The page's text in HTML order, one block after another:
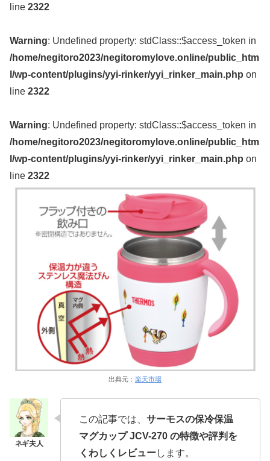
line 2322
Warning: Undefined property: stdClass::$access_token in
/home/negitoro2023/negitoromylove.online/public_htm
l/wp-content/plugins/yyi-rinker/yyi_rinker_main.php on
line 2322
Warning: Undefined property: stdClass::$access_token in
/home/negitoro2023/negitoromylove.online/public_htm
l/wp-content/plugins/yyi-rinker/yyi_rinker_main.php on
line 2322
出典元： 楽天市場
この記事では、 サーモスの保冷保温
マグカップ JCV-270 の特徴や評判を
くわしくレビューします。